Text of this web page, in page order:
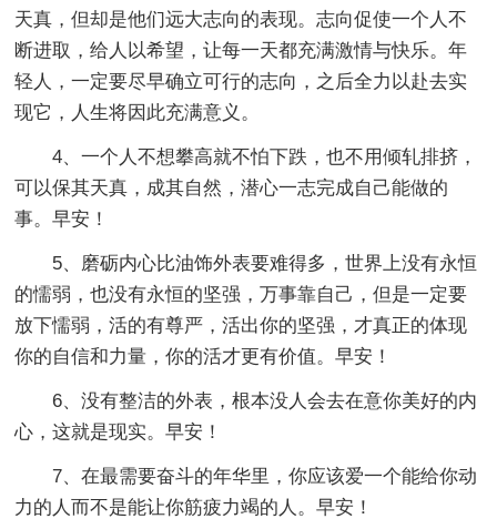
天真，但却是他们远大志向的表现。志向促使一个人不
断进取，给人以希望，让每一天都充满激情与快乐。年
轻人，一定要尽早确立可行的志向，之后全力以赴去实
现它，人生将因此充满意义。
4、一个人不想攀高就不怕下跌，也不用倾轧排挤，
可以保其天真，成其自然，潜心一志完成自己能做的
事。早安！
5、磨砺内心比油饰外表要难得多，世界上没有永恒
的懦弱，也没有永恒的坚强，万事靠自己，但是一定要
放下懦弱，活的有尊严，活出你的坚强，才真正的体现
你的自信和力量，你的活才更有价值。早安！
6、没有整洁的外表，根本没人会去在意你美好的内
心，这就是现实。早安！
7、在最需要奋斗的年华里，你应该爱一个能给你动
力的人而不是能让你筋疲力竭的人。早安！